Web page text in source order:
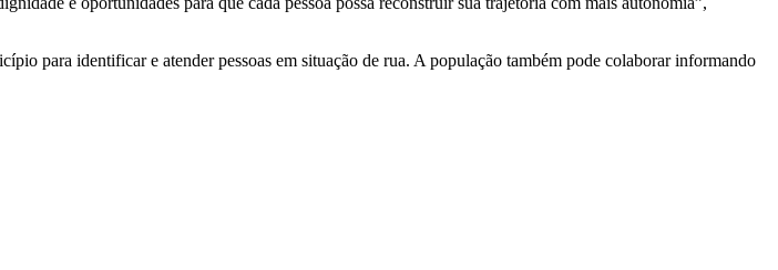
para identificar e atender pessoas em situação de rua. A população também pode colaborar informando